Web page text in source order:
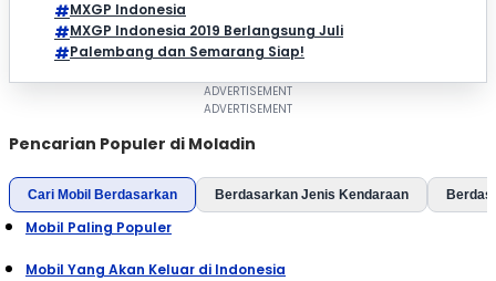
MXGP Indonesia
MXGP Indonesia 2019 Berlangsung Juli
Palembang dan Semarang Siap!
Pencarian Populer di Moladin
Cari Mobil Berdasarkan Berdasarkan Jenis Kendaraan
Mobil Paling Populer
Mobil Yang Akan Keluar di Indonesia